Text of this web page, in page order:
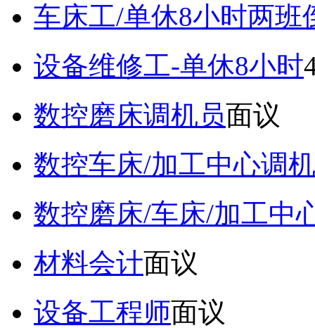
车床工/单休8小时两班
设备维修工-单休8小时
数控磨床调机员面议
数控车床/加工中心调
数控磨床/车床/加工中
材料会计面议
设备工程师面议